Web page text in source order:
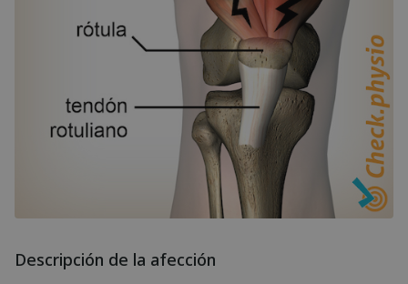
Descripción de la afección